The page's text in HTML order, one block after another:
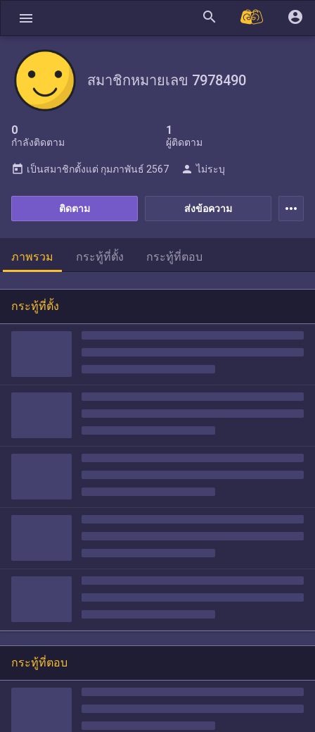
menu search account_circle
สมาชิกหมายเลข 7978490
0
กำลังติดตาม
1
ผู้ติดตาม
ส่งข้อความ
ติดตาม
today เป็นสมาชิกตั้งแต่ กุมภาพันธ์ 2567 person ไม่ระบุ
more_horiz
ภาพรวม กระทู้ที่ตั้ง กระทู้ที่ตอบ
กระทู้ที่ตั้ง
กระทู้ที่ตอบ